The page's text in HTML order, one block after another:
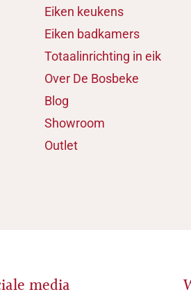
Eiken keukens
Eiken badkamers
Totaalinrichting in eik
Over De Bosbeke
Blog
Showroom
Outlet
media